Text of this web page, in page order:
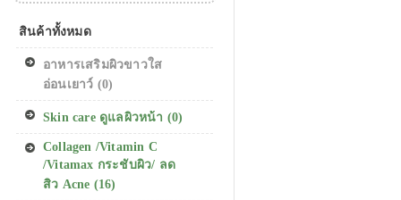
สินค้าทั้งหมด
อาหารเสริมผิวขาวใส
อ่อนเยาว์ (0)
Skin care ดูแลผิวหน้า (0)
Collagen /Vitamin C
/Vitamax กระชับผิว/ ลด
สิว Acne (16)